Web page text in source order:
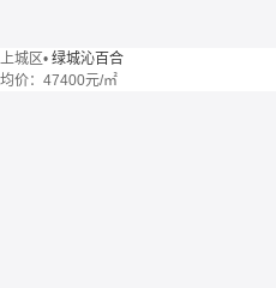
上城区• 绿城沁百合
均价： 47400元/㎡